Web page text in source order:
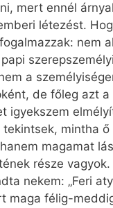
mert ennél
létezést.
nem
a
de főleg azt a
igyekszem
tekintsek, mintha ő
magamat
része
nekem: „Feri
maga félig-